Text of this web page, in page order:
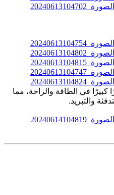
كبيرًا في الطاقة والراحة، مما
والتبريد.